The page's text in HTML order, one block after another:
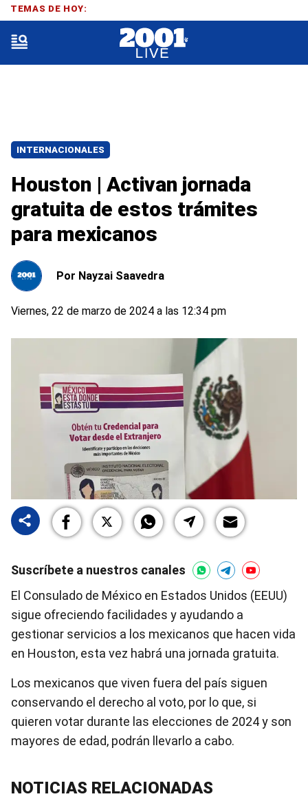
INTERNACIONALES
Houston | Activan jornada
gratuita de estos trámites
para mexicanos
Por Nayzai Saavedra
Viernes, 22 de marzo de 2024 a las 12:34 pm
Suscríbete a nuestros canales
El Consulado de México en Estados Unidos (EEUU)
sigue ofreciendo facilidades y ayudando a
gestionar servicios a los mexicanos que hacen vida
en Houston, esta vez habrá una jornada gratuita.
Los mexicanos que viven fuera del país siguen
conservando el derecho al voto, por lo que, si
quieren votar durante las elecciones de 2024 y son
mayores de edad, podrán llevarlo a cabo.
NOTICIAS RELACIONADAS
TEMAS DE HOY: